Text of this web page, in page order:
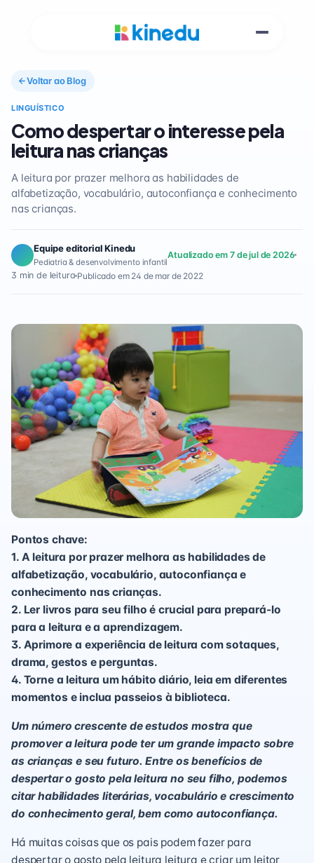
Voltar ao Blog
LINGUÍSTICO
Como despertar o interesse pela
leitura nas crianças
A leitura por prazer melhora as habilidades de
alfabetização, vocabulário, autoconfiança e conhecimento
nas crianças.
Equipe editorial Kinedu
Pediatria & desenvolvimento infantil
Atualizado em 7 de jul de 2026
3 min de leitura Publicado em 24 de mar de 2022
Pontos chave:
1. A leitura por prazer melhora as habilidades de
alfabetização, vocabulário, autoconfiança e
conhecimento nas crianças.
2. Ler livros para seu filho é crucial para prepará-lo
para a leitura e a aprendizagem.
3. Aprimore a experiência de leitura com sotaques,
drama, gestos e perguntas.
4. Torne a leitura um hábito diário, leia em diferentes
momentos e inclua passeios à biblioteca.
Um número crescente de estudos mostra que
promover a leitura pode ter um grande impacto sobre
as crianças e seu futuro. Entre os benefícios de
despertar o gosto pela leitura no seu filho, podemos
citar habilidades literárias, vocabulário e crescimento
do conhecimento geral, bem como autoconfiança.
Há muitas coisas que os pais podem fazer para
despertar o gosto pela leitura leitura e criar um leitor